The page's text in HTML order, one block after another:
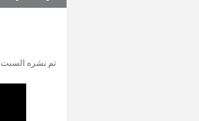
تم نشره السبت 13 أيّار / مايو 2023 02:17 مساءً